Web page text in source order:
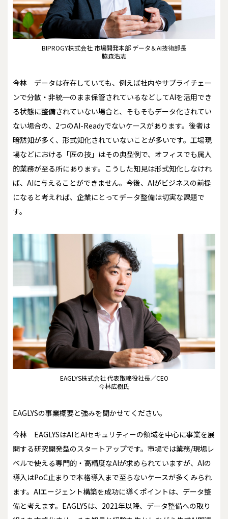
BIPROGY株式会社 市場開発本部 データ＆AI技術部長
脇森浩志
今林
データは存在していても、例えば社内やサプライチェー
ンで分散・非統一のまま保管されているなどしてAIを活用でき
る状態に整備されていない場合と、そもそもデータ化されてい
ない場合の、2つのAI-Readyでないケースがあります。後者は
暗黙知が多く、形式知化されていないことが多いです。工場現
場などにおける「匠の技」はその典型例で、オフィスでも属人
的業務が至る所にあります。こうした知見は形式知化しなけれ
ば、AIに与えることができません。今後、AIがビジネスの前提
になると考えれば、企業にとってデータ整備は切実な課題で
す。
EAGLYS株式会社 代表取締役社長／CEO
今林広樹氏
――EAGLYSの事業概要と強みを聞かせてください。
今林
EAGLYSはAIとAIセキュリティーの領域を中心に事業を展
開する研究開発型のスタートアップです。市場では業務/現場レ
ベルで使える専門的・高精度なAIが求められていますが、AIの
導入はPoC止まりで本格導入まで至らないケースが多くみられ
ます。AIエージェント構築を成功に導くポイントは、データ整
備と考えます。EAGLYSは、2021年以降、データ整備への取り